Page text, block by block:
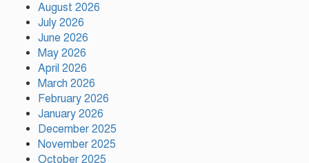
August 2026
July 2026
June 2026
May 2026
April 2026
March 2026
February 2026
January 2026
December 2025
November 2025
October 2025